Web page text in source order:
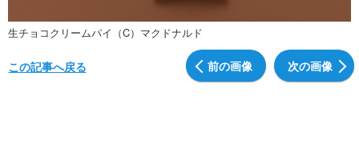
生チョコクリームパイ（C）マクドナルド
前の画像 次の画像
この記事へ戻る